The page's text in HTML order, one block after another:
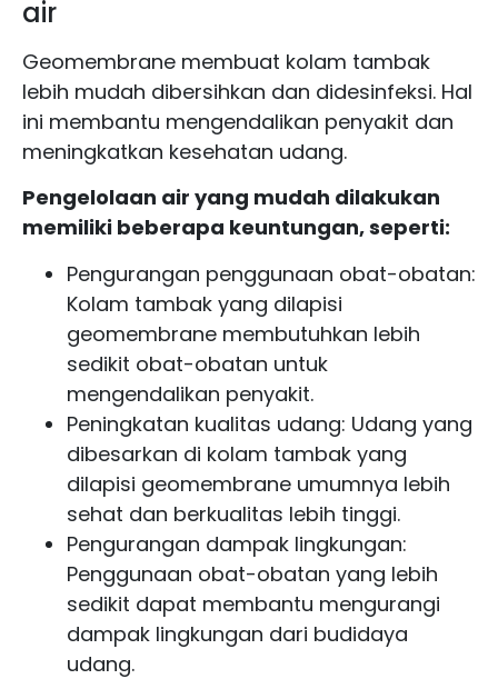
air
Geomembrane membuat kolam tambak
lebih mudah dibersihkan dan didesinfeksi. Hal
ini membantu mengendalikan penyakit dan
meningkatkan kesehatan udang.
Pengelolaan air yang mudah dilakukan
memiliki beberapa keuntungan, seperti:
Pengurangan penggunaan obat-obatan:
Kolam tambak yang dilapisi
geomembrane membutuhkan lebih
sedikit obat-obatan untuk
mengendalikan penyakit.
Peningkatan kualitas udang: Udang yang
dibesarkan di kolam tambak yang
dilapisi geomembrane umumnya lebih
sehat dan berkualitas lebih tinggi.
Pengurangan dampak lingkungan:
Penggunaan obat-obatan yang lebih
sedikit dapat membantu mengurangi
dampak lingkungan dari budidaya
udang.